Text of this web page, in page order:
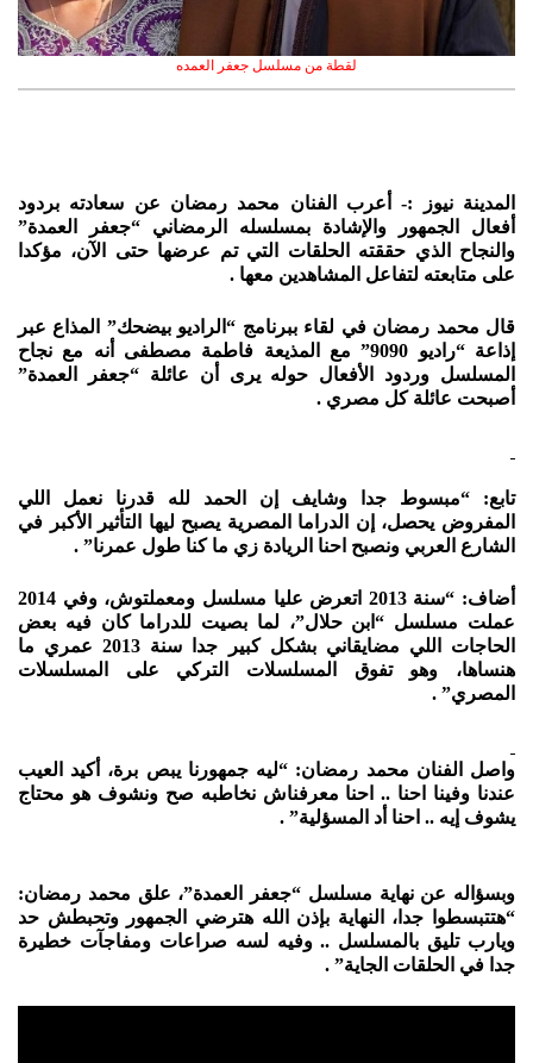
لقطة من مسلسل جعفر العمده
المدينة نيوز :- أعرب الفنان محمد رمضان عن سعادته بردود
أفعال الجمهور والإشادة بمسلسله الرمضاني “جعفر العمدة”
والنجاح الذي حققته الحلقات التي تم عرضها حتى الآن، مؤكدا
على متابعته لتفاعل المشاهدين معها .
قال محمد رمضان في لقاء ببرنامج “الراديو بيضحك” المذاع عبر
إذاعة “راديو 9090” مع المذيعة فاطمة مصطفى أنه مع نجاح
المسلسل وردود الأفعال حوله يرى أن عائلة “جعفر العمدة”
أصبحت عائلة كل مصري .
تابع: “مبسوط جدا وشايف إن الحمد لله قدرنا نعمل اللي
المفروض يحصل، إن الدراما المصرية يصبح ليها التأثير الأكبر في
الشارع العربي ونصبح احنا الريادة زي ما كنا طول عمرنا” .
أضاف: “سنة 2013 اتعرض عليا مسلسل ومعملتوش، وفي 2014
عملت مسلسل “ابن حلال”، لما بصيت للدراما كان فيه بعض
الحاجات اللي مضايقاني بشكل كبير جدا سنة 2013 عمري ما
هنساها، وهو تفوق المسلسلات التركي على المسلسلات
المصري” .
واصل الفنان محمد رمضان: “ليه جمهورنا يبص برة، أكيد العيب
عندنا وفينا احنا .. احنا معرفناش نخاطبه صح ونشوف هو محتاج
يشوف إيه .. احنا أد المسؤلية” .
وبسؤاله عن نهاية مسلسل “جعفر العمدة”، علق محمد رمضان:
“هتتبسطوا جدا، النهاية بإذن الله هترضي الجمهور وتحبطش حد
ويارب تليق بالمسلسل .. وفيه لسه صراعات ومفاجآت خطيرة
جدا في الحلقات الجاية” .